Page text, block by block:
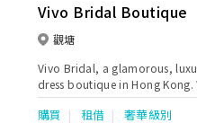
Vivo Bridal Boutique
觀塘
Vivo Bridal, a glamorous,
dress boutique in Hong
evening gown, party dress
rental services. We can also
購買 租借 奢華級別